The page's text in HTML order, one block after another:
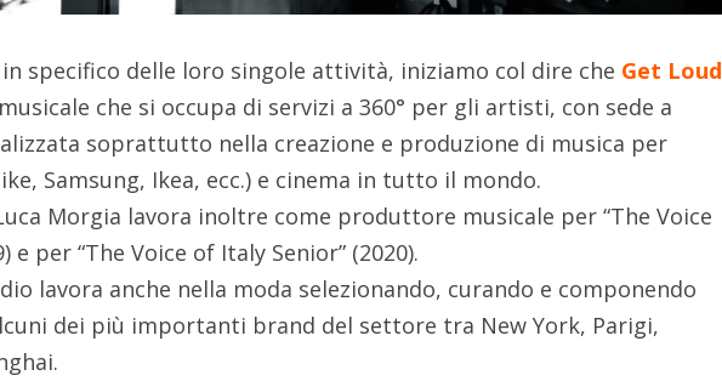
specifico delle loro singole attività, iniziamo col dire che Get Loud
che si occupa di servizi a 360° per gli artisti, con sede a
soprattutto nella creazione e produzione di musica per
Samsung, Ikea, ecc.) e cinema in tutto il mondo.
Morgia lavora inoltre come produttore musicale per “The Voice
e per “The Voice of Italy Senior” (2020).
lavora anche nella moda selezionando, curando e componendo
dei più importanti brand del settore tra New York, Parigi,